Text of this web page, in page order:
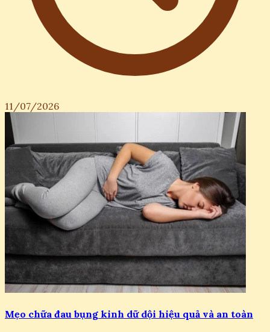
11/07/2026
Mẹo chữa đau bụng kinh dữ dội hiệu quả và an toàn